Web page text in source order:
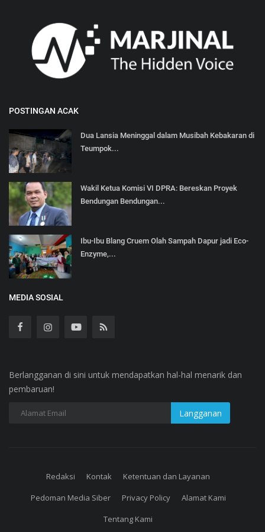
POSTINGAN ACAK
Dua Lansia Meninggal dalam Musibah Kebakaran di
Teumpok...
Wakil Ketua Komisi VI DPRA: Bereskan Proyek
Bendungan Bendungan...
Ibu-Ibu Blang Cruem Olah Sampah Dapur jadi Eco-
Enzyme,...
MEDIA SOSIAL
Berlangganan di sini untuk mendapatkan hal-hal menarik dan
pembaruan!
Redaksi Kontak
Ketentuan dan Layanan
Pedoman Media Siber
Privacy Policy
Alamat Kami
Tentang Kami